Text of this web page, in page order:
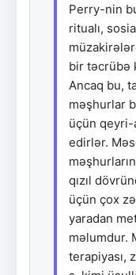
Perry-nin
ritualı,
bir təcrübə
Ancaq bu,
məşhurlar
üçün
edirlər.
qızıl
üçün çox
yaradan
məlumdur.
terapiyası,